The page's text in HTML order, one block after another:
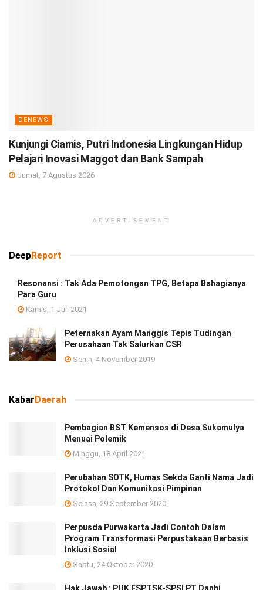
DENEWS
Kunjungi Ciamis, Putri Indonesia Lingkungan Hidup
Pelajari Inovasi Maggot dan Bank Sampah
Jumat, 7 Agustus 2026
ADVERTISEMENT
DeepReport
Resonansi : Tak Ada Pemotongan TPG, Betapa Bahagianya
Para Guru
Kamis, 1 Juli 2021
Peternakan Ayam Manggis Tepis Tudingan
Perusahaan Tak Salurkan CSR
Senin, 4 November 2019
KabarDaerah
Pembagian BST Kemensos di Desa Sukamulya
Menuai Polemik
Minggu, 18 April 2021
Perubahan SOTK, Humas Sekda Ganti Nama Jadi
Protokol Dan Komunikasi Pimpinan
Selasa, 29 September 2020
Perpusda Purwakarta Jadi Contoh Dalam
Program Transformasi Perpustakaan Berbasis
Inklusi Sosial
Sabtu, 24 Oktober 2020